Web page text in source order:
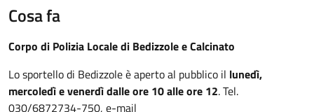
Cosa fa
Corpo di Polizia Locale di Bedizzole e Calcinato
Lo sportello di Bedizzole è aperto al pubblico il lunedì,
mercoledì e venerdì dalle ore 10 alle ore 12. Tel.
030/6872734-750, e-mail